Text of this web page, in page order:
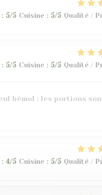
: 5/5 Cuisine : 5/5 Qualité /
: 5/5 Cuisine : 5/5 Qualité /
bémol : les portions
: 4/5 Cuisine : 5/5 Qualité /